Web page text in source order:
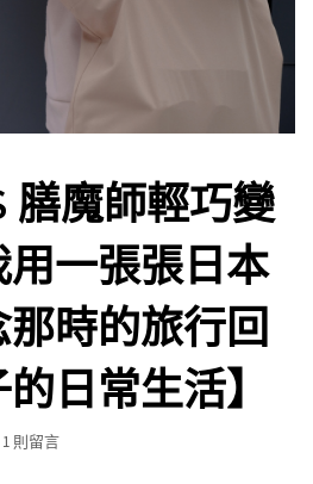
膳魔師輕巧變
一張張日本
時的旅行回
日常生活】
1 則留言